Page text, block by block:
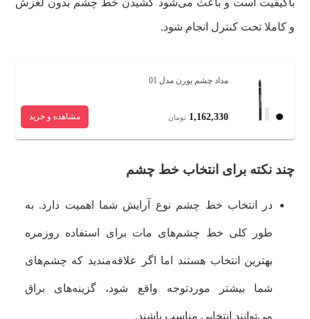
باکیفیت است و باعث می‌شود کشیدن خط چشم بدون لغزش
و کاملا تحت کنترل انجام شود.
مداد چشم یورن مدل 01
1,162,330 تومان مشاهده و خرید
چند نکته برای انتخاب خط چشم
در انتخاب خط چشم نوع آرایش شما اهمیت دارد. به
طور کلی خط چشم‌های مات برای استفاده روزمره
بهترین انتخاب هستند اما اگر علاقه‌مندید که چشم‌های
شما بیشتر موردتوجه واقع شود، گزینه‌های براق
می‌توانند انتخابی مناسب باشند.